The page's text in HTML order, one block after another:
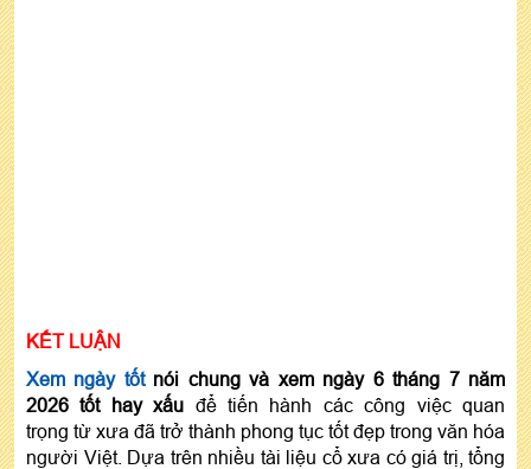
KẾT LUẬN
Xem ngày tốtnói chung và xem ngày 6 tháng 7 năm
2026 tốt hay xấu để tiến hành các công việc quan
trọng từ xưa đã trở thành phong tục tốt đẹp trong văn hóa
người Việt. Dựa trên nhiều tài liệu cổ xưa có giá trị, tổng